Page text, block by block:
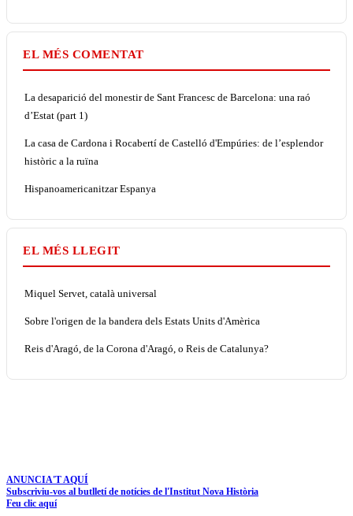
EL MÉS COMENTAT
La desaparició del monestir de Sant Francesc de Barcelona: una raó
d’Estat (part 1)
La casa de Cardona i Rocabertí de Castelló d'Empúries: de l’esplendor
històric a la ruïna
Hispanoamericanitzar Espanya
EL MÉS LLEGIT
Miquel Servet, català universal
Sobre l'origen de la bandera dels Estats Units d'Amèrica
Reis d'Aragó, de la Corona d'Aragó, o Reis de Catalunya?
ANUNCIA'T AQUÍ
Subscriviu-vos al butlletí de notícies de l'Institut Nova Història
Feu clic aquí